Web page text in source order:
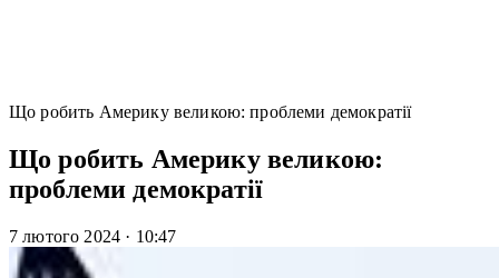
Що робить Америку великою: проблеми демократії
Що робить Америку великою:
проблеми демократії
7 лютого 2024 · 10:47